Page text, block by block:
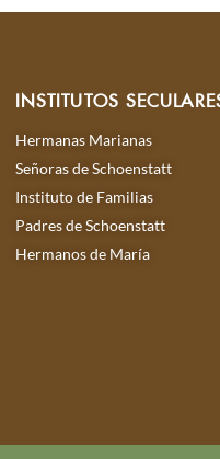
INSTITUTOS
Hermanas Marianas
Señoras de Schoenstatt
Instituto de Familias
Padres de Schoenstatt
Hermanos de María